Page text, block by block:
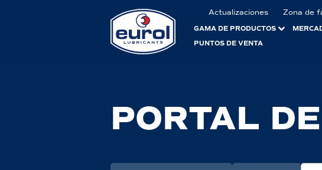
Actualizaciones Zona de
GAMA DE PRODUCTOS
PUNTOS DE VENTA
PORTAL